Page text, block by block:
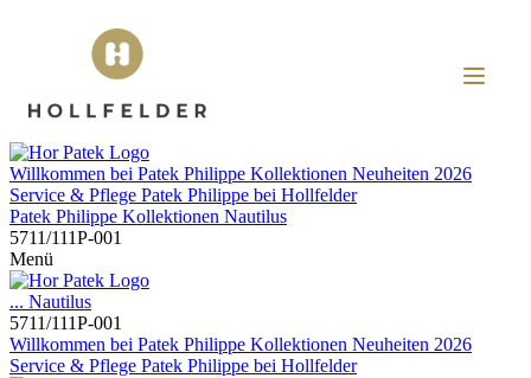
Willkommen bei Patek Philippe Kollektionen Neuheiten 2026
Service & Pflege Patek Philippe bei Hollfelder
Patek Philippe Kollektionen Nautilus
5711/111P-001
Menü
... Nautilus
5711/111P-001
Willkommen bei Patek Philippe Kollektionen Neuheiten 2026
Service & Pflege Patek Philippe bei Hollfelder